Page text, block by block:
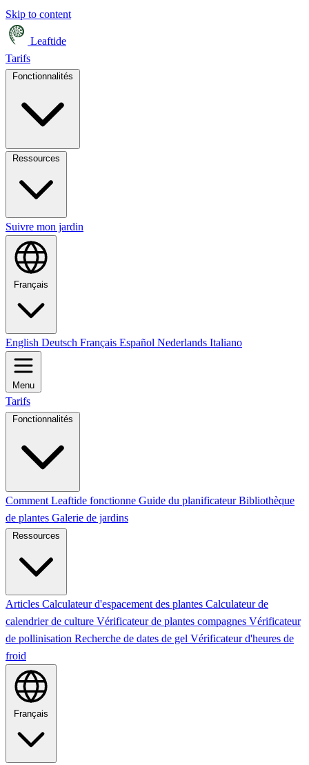
Skip to content
Leaftide
Tarifs
Suivre mon jardin
Français
English Deutsch Français Español Nederlands Italiano
Menu
Tarifs
Fonctionnalités
Comment Leaftide fonctionne Guide du planificateurBibliothèque
de plantes Galerie de jardins
Ressources
Articles Calculateur d'espacement des plantes Calculateur de
calendrier de culture Vérificateur de plantes compagnes Vérificateur
de pollinisation Recherche de dates de gel Vérificateur d'heures de
froid
Français